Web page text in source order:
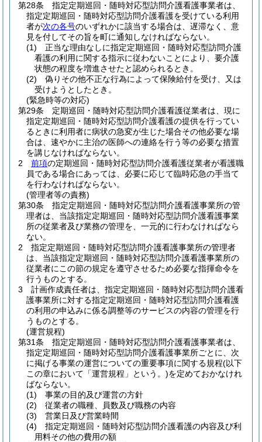
第28条
指定定期巡回・随時対応型訪問介護看護事業者は、
指定定期巡回・随時対応型訪問介護看護を受けている利用
者が次の各号のいずれかに該当する場合は、遅滞なく、意
見を付してその旨を町に通知しなければならない。
(1)
正当な理由なしに指定定期巡回・随時対応型訪問介護
看護の利用に関する指示に従わないことにより、要介護
状態の程度を増進させたと認められるとき。
(2)
偽りその他不正な行為によって保険給付を受け、又は
受けようとしたとき。
(緊急時等の対応)
第29条
定期巡回・随時対応型訪問介護看護従業者は、現に
指定定期巡回・随時対応型訪問介護看護の提供を行ってい
るときに利用者に病状の急変が生じた場合その他必要な場
合は、速やかに主治の医師への連絡を行う等の必要な措置
を講じなければならない。
2
前項の定期巡回・随時対応型訪問介護看護従業者が看護職
員である場合にあっては、必要に応じて臨時応急の手当て
を行わなければならない。
(管理者等の責務)
第30条
指定定期巡回・随時対応型訪問介護看護事業所の管
理者は、当該指定定期巡回・随時対応型訪問介護看護事業
所の従業者及び業務の管理を、一元的に行わなければなら
ない。
2
指定定期巡回・随時対応型訪問介護看護事業所の管理者
は、当該指定定期巡回・随時対応型訪問介護看護事業所の
従業者にこの節の規定を遵守させるため必要な指揮命令を
行うものとする。
3
計画作成責任者は、指定定期巡回・随時対応型訪問介護看
護事業所に対する指定定期巡回・随時対応型訪問介護看護
の利用の申込みに係る調整等のサービスの内容の管理を行
うものとする。
(運営規程)
第31条
指定定期巡回・随時対応型訪問介護看護事業者は、
指定定期巡回・随時対応型訪問介護看護事業所ごとに、次
に掲げる事業の運営についての重要事項に関する規程(以下
この章において「運営規程」という。)を定めておかなけれ
ばならない。
(1)
事業の目的及び運営の方針
(2)
従業者の職種、員数及び職務の内容
(3)
営業日及び営業時間
(4)
指定定期巡回・随時対応型訪問介護看護の内容及び利
用料その他の費用の額